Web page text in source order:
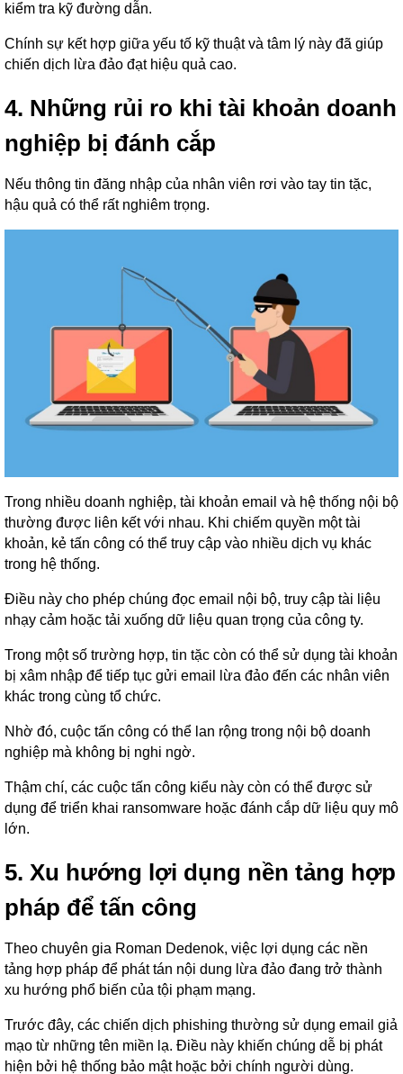
kiểm tra kỹ đường dẫn.
Chính sự kết hợp giữa yếu tố kỹ thuật và tâm lý này đã giúp
chiến dịch lừa đảo đạt hiệu quả cao.
4. Những rủi ro khi tài khoản doanh
nghiệp bị đánh cắp
Nếu thông tin đăng nhập của nhân viên rơi vào tay tin tặc,
hậu quả có thể rất nghiêm trọng.
Trong nhiều doanh nghiệp, tài khoản email và hệ thống nội bộ
thường được liên kết với nhau. Khi chiếm quyền một tài
khoản, kẻ tấn công có thể truy cập vào nhiều dịch vụ khác
trong hệ thống.
Điều này cho phép chúng đọc email nội bộ, truy cập tài liệu
nhạy cảm hoặc tải xuống dữ liệu quan trọng của công ty.
Trong một số trường hợp, tin tặc còn có thể sử dụng tài khoản
bị xâm nhập để tiếp tục gửi email lừa đảo đến các nhân viên
khác trong cùng tổ chức.
Nhờ đó, cuộc tấn công có thể lan rộng trong nội bộ doanh
nghiệp mà không bị nghi ngờ.
Thậm chí, các cuộc tấn công kiểu này còn có thể được sử
dụng để triển khai ransomware hoặc đánh cắp dữ liệu quy mô
lớn.
5. Xu hướng lợi dụng nền tảng hợp
pháp để tấn công
Theo chuyên gia Roman Dedenok, việc lợi dụng các nền
tảng hợp pháp để phát tán nội dung lừa đảo đang trở thành
xu hướng phổ biến của tội phạm mạng.
Trước đây, các chiến dịch phishing thường sử dụng email giả
mạo từ những tên miền lạ. Điều này khiến chúng dễ bị phát
hiện bởi hệ thống bảo mật hoặc bởi chính người dùng.